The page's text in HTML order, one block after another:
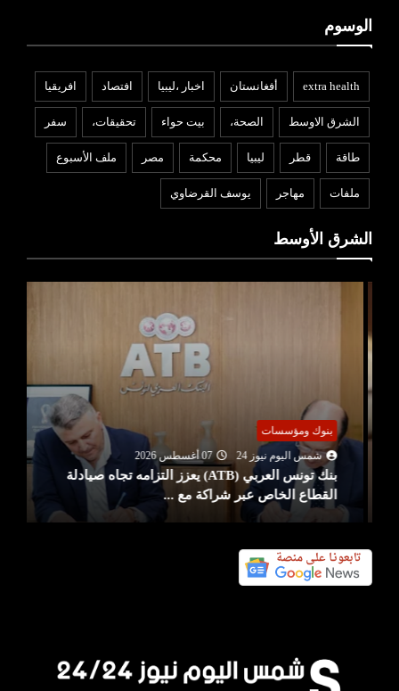
الوسوم
extra health أفغانستان اخبار ،ليبيا افتصاد افريقيا
الشرق الاوسط الصحة، بيت حواء تحقيقات، سفر
طاقة قطر ليبيا محكمة مصر ملف الأسبوع
ملفات مهاجر يوسف القرضاوي
الشرق الأوسط
بنوك ومؤسسات
شمس اليوم نيوز 24
07 أغسطس 2026
بنك تونس العربي (ATB) يعزز التزامه تجاه صيادلة
القطاع الخاص عبر شراكة مع ...